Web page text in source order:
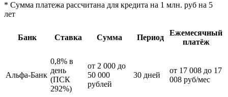
* Сумма платежа рассчитана для кредита на 1 млн. руб на 5
лет
Банк Ставка Сумма Период
Ежемесячный
платёж
Альфа-Банк
0,8% в
день
(ПСК
292%)
от 2 000 до
50 000
рублей
30 дней
от 17 008 до 17
008 руб/мес